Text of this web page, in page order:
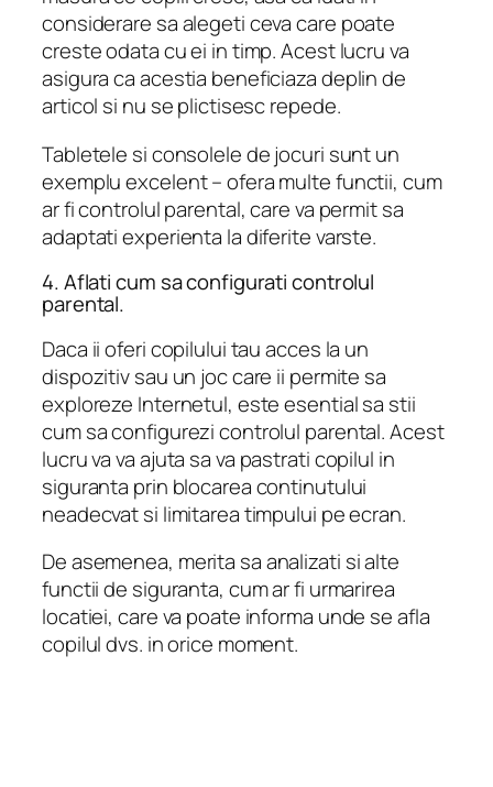
considerare sa alegeti ceva care poate
creste odata cu ei in timp. Acest lucru va
asigura ca acestia beneficiaza deplin de
articol si nu se plictisesc repede.
Tabletele si consolele de jocuri sunt un
exemplu excelent – ofera multe functii, cum
ar fi controlul parental, care va permit sa
adaptati experienta la diferite varste.
4. Aflati cum sa configurati controlul
parental.
Daca ii oferi copilului tau acces la un
dispozitiv sau un joc care ii permite sa
exploreze Internetul, este esential sa stii
cum sa configurezi controlul parental. Acest
lucru va va ajuta sa va pastrati copilul in
siguranta prin blocarea continutului
neadecvat si limitarea timpului pe ecran.
De asemenea, merita sa analizati si alte
functii de siguranta, cum ar fi urmarirea
locatiei, care va poate informa unde se afla
copilul dvs. in orice moment.